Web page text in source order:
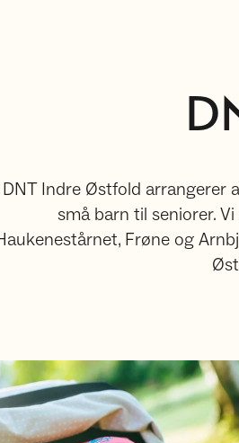
DNT Indre Østfold arrangerer
små barn til seniorer.
Frøne og
Østfold